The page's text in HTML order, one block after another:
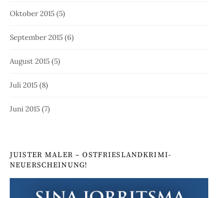
Oktober 2015 (5)
September 2015 (6)
August 2015 (5)
Juli 2015 (8)
Juni 2015 (7)
JUISTER MALER – OSTFRIESLANDKRIMI-
NEUERSCHEINUNG!